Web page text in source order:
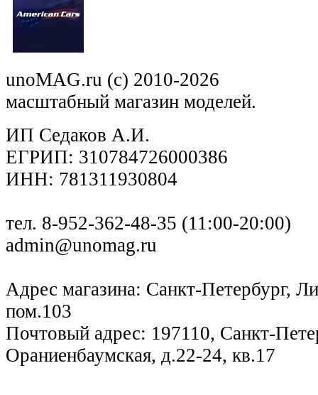
unoMAG.ru (c) 2010-2026
масштабный магазин моделей.
ИП Седаков А.И.
ЕГРИП: 310784726000386
ИНН: 781311930804
тел. 8-952-362-48-35 (11:00-20:00)
admin@unomag.ru
Адрес магазина: Санкт-Петербург,
пом.103
Почтовый адрес: 197110, Санкт-
Ораниенбаумская, д.22-24, кв.17